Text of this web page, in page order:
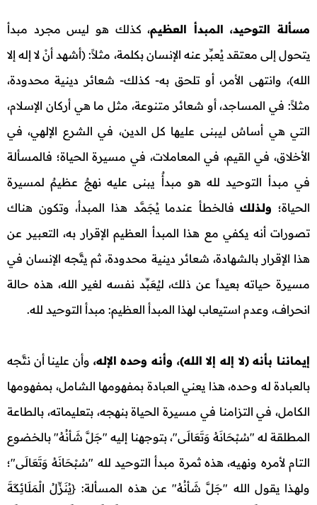
مسألة التوحيد، المبدأ العظيم، كذلك هو ليس مجرد مبدأ
يتحول إلى معتقد يُعبِّر عنه الإنسان بكلمة، مثلاً: (أشهد أنْ لا إله إلا
الله)، وانتهى الأمر، أو تلحق به- كذلك- شعائر دينية محدودة،
مثلاً: في المساجد، أو شعائر متنوعة، مثل ما هي أركان الإسلام،
التي هي أساسٌ ليبنى عليها كل الدين، في الشرع الإلهي، في
الأخلاق، في القيم، في المعاملات، في مسيرة الحياة؛ فالمسألة
في مبدأ التوحيد لله هو مبدأٌ يبنى عليه نهجٌ عظيمٌ لمسيرة
الحياة؛ ولـذلكفالخطأ عندما يُجَمَّد هذا المبدأ، وتكون هناك
تصورات أنه يكفي مع هذا المبدأ العظيم الإقرار به، التعبير عن
هذا الإقرار بالشهادة، شعائر دينية محدودة، ثم يتَّجه الإنسان في
مسيرة حياته بعيداً عن ذلك، ليُعَبِّد نفسه لغير الله، هذه حالة
انحراف، وعدم استيعاب لهذا المبدأ العظيم: مبدأ التوحيد لله.
إيماننا بأنه (لا إله إلا الله)، وأنه وحده الإله،وأن علينا أن نتَّجه
بالعبادة له وحده، هذا يعني العبادة بمفهومها الشامل، بمفهومها
الكامل، في التزامنا في مسيرة الحياة بنهجه، بتعليماته، بالطاعة
المطلقة له "سُبْحَانَهُ وَتَعَالَى"، بتوجهنا إليه "جَلَّ شَأنُهُ" بالخضوع
التام لأمره ونهيه، هذه ثمرة مبدأ التوحيد لله "سُبْحَانَهُ وَتَعَالَى"؛
ولهـذا يقول الله "جَلَّ شَأنُهُ" عن هذه المسألة: {يُنَزِّلُ الْمَلَائِكَةَ